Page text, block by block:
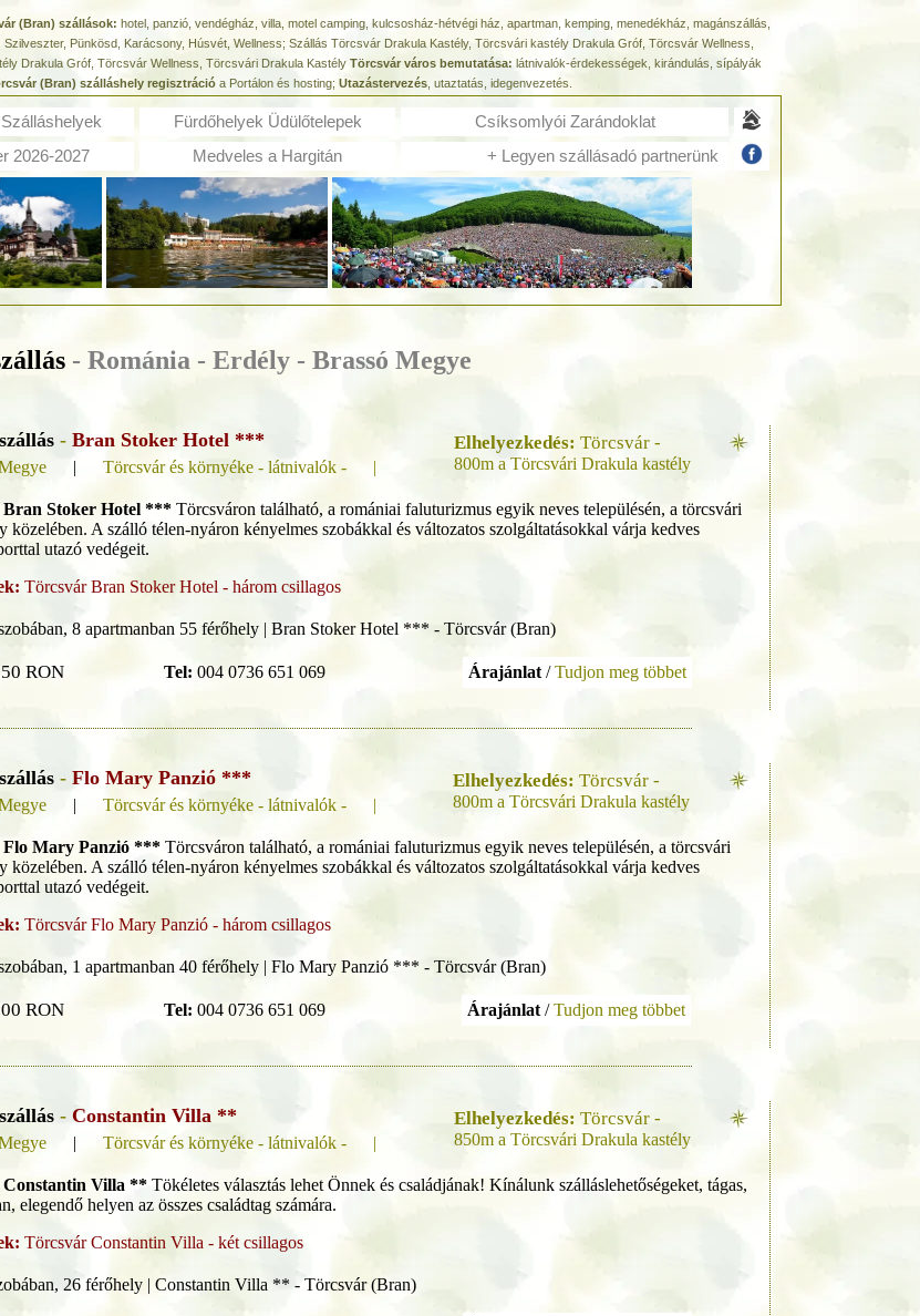
(Bran) szállások: hotel, panzió, vendégház, villa, motel camping, kulcsosház-hétvégi ház, apartman, kemping, menedékház, magánszállás,
Szilveszter, Pünkösd, Karácsony, Húsvét, Wellness; Szállás Törcsvár Drakula Kastély, Törcsvári kastély Drakula Gróf, Törcsvár Wellness,
Drakula Gróf, Törcsvár Wellness, Törcsvári Drakula Kastély Törcsvár város bemutatása: látnivalók-érdekességek, kirándulás, sípályák
(Bran) szálláshely regisztrációa Portálon és hosting; Utazástervezés, utaztatás, idegenvezetés.
Fürdőhelyek Üdülőtelepek
Csíksomlyói Zarándoklat
2026-2027 Medveles a Hargitán + Legyen szállásadó partnerünk
- Románia - Erdély - Brassó Megye
- Bran Stoker Hotel ***
| Törcsvár és környéke - látnivalók - |
Elhelyezkedés: Törcsvár -
800m a Törcsvári Drakula kastély
Bran Stoker Hotel *** Törcsváron található, a romániai faluturizmus egyik neves településén, a törcsvári
közelében. A szálló télen-nyáron kényelmes szobákkal és változatos szolgáltatásokkal várja kedves
utazó vedégeit.
Törcsvár Bran Stoker Hotel - három csillagos
8 apartmanban 55 férőhely | Bran Stoker Hotel *** - Törcsvár (Bran)
RON Tel: 004 0736 651 069 Árajánlat /Tudjon meg többet
- Flo Mary Panzió ***
| Törcsvár és környéke - látnivalók - |
Elhelyezkedés: Törcsvár -
800m a Törcsvári Drakula kastély
Flo Mary Panzió *** Törcsváron található, a romániai faluturizmus egyik neves településén, a törcsvári
közelében. A szálló télen-nyáron kényelmes szobákkal és változatos szolgáltatásokkal várja kedves
utazó vedégeit.
Törcsvár Flo Mary Panzió - három csillagos
1 apartmanban 40 férőhely | Flo Mary Panzió *** - Törcsvár (Bran)
RON Tel: 004 0736 651 069 Árajánlat /Tudjon meg többet
- Constantin Villa **
| Törcsvár és környéke - látnivalók - |
Elhelyezkedés: Törcsvár -
850m a Törcsvári Drakula kastély
Constantin Villa ** Tökéletes választás lehet Önnek és családjának! Kínálunk szálláslehetőségeket, tágas,
elegendő helyen az összes családtag számára.
Törcsvár Constantin Villa - két csillagos
26 férőhely | Constantin Villa ** - Törcsvár (Bran)